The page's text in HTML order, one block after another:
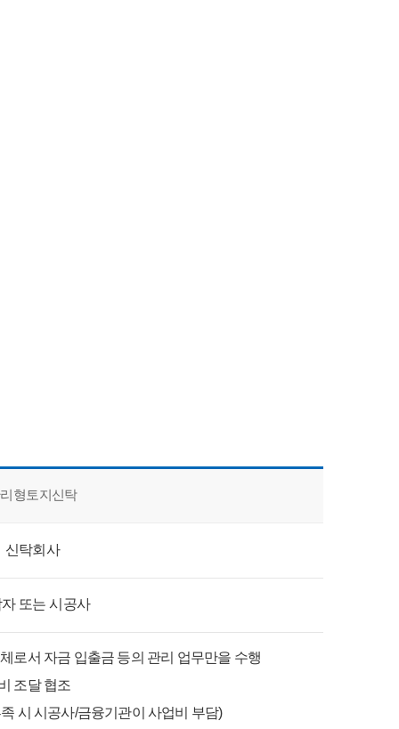
형토지신탁
신탁회사
또는 시공사
로서 자금 입출금 등의 관리 업무만을 수행
조달 협조
시 시공사/금융기관이 사업비 부담)